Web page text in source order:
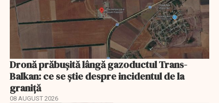
Dronă prăbușită lângă gazoductul Trans-
Balkan: ce se știe despre incidentul de la
graniță
08 AUGUST 2026